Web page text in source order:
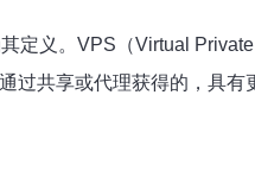
定义。VPS（Virtual
共享或代理获得的，具有